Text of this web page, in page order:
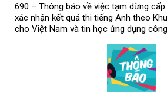
690 – Thông báo về việc tạm dừng
xác nhận kết quả thi tiếng Anh theo
cho Việt Nam và tin học ứng dụng